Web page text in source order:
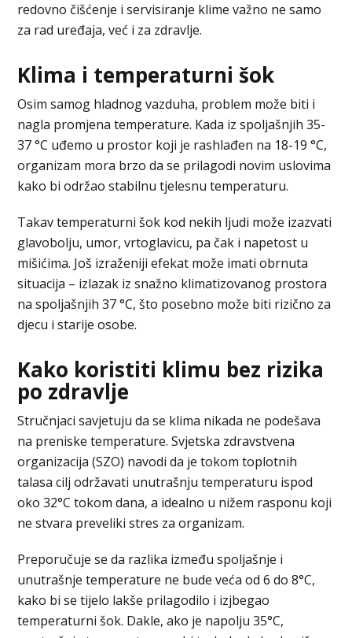
redovno čišćenje i servisiranje klime važno ne samo
za rad uređaja, već i za zdravlje.
Klima i temperaturni šok
Osim samog hladnog vazduha, problem može biti i
nagla promjena temperature. Kada iz spoljašnjih 35-
37 °C uđemo u prostor koji je rashlađen na 18-19 °C,
organizam mora brzo da se prilagodi novim uslovima
kako bi održao stabilnu tjelesnu temperaturu.
Takav temperaturni šok kod nekih ljudi može izazvati
glavobolju, umor, vrtoglavicu, pa čak i napetost u
mišićima. Još izraženiji efekat može imati obrnuta
situacija – izlazak iz snažno klimatizovanog prostora
na spoljašnjih 37 °C, što posebno može biti rizično za
djecu i starije osobe.
Kako koristiti klimu bez rizika
po zdravlje
Stručnjaci savjetuju da se klima nikada ne podešava
na preniske temperature. Svjetska zdravstvena
organizacija (SZO) navodi da je tokom toplotnih
talasa cilj održavati unutrašnju temperaturu ispod
oko 32°C tokom dana, a idealno u nižem rasponu koji
ne stvara preveliki stres za organizam.
Preporučuje se da razlika između spoljašnje i
unutrašnje temperature ne bude veća od 6 do 8°C,
kako bi se tijelo lakše prilagodilo i izjbegao
temperaturni šok. Dakle, ako je napolju 35°C,